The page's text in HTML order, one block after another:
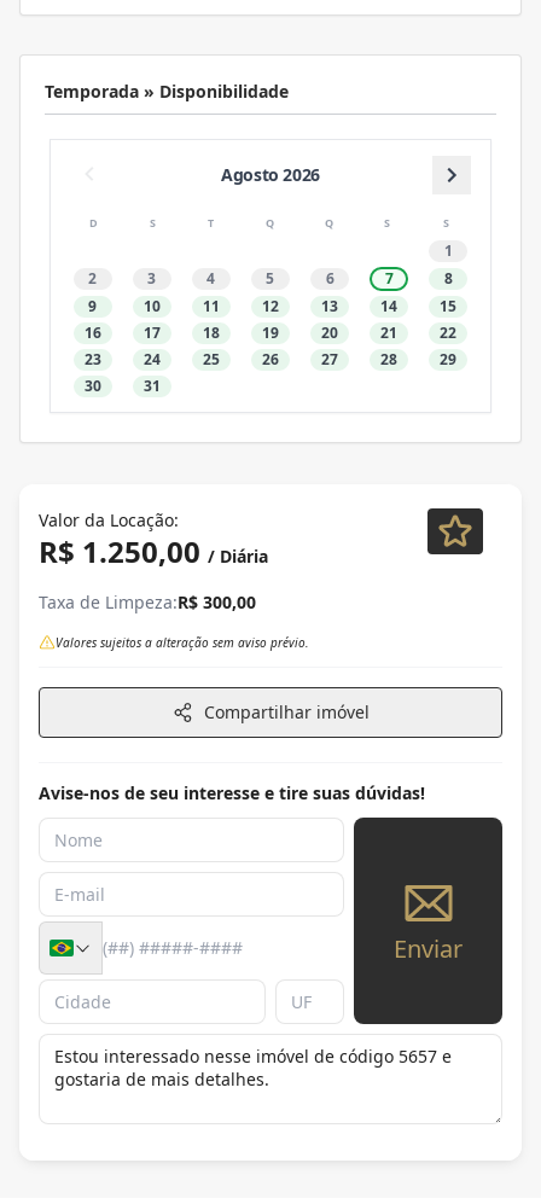
Temporada » Disponibilidade
Agosto 2026
D S T Q Q S S
1
2
3 4 5 6 7
8
9
10 11 12 13 14
15
16
17 18 19 20 21
22
23
24 25 26 27 28
29
30
31
Valor da Locação:
R$ 1.250,00 / Diária
Taxa de Limpeza:R$ 300,00
Valores sujeitos a alteração sem aviso prévio.
Compartilhar imóvel
Avise-nos de seu interesse e tire suas dúvidas!
Enviar